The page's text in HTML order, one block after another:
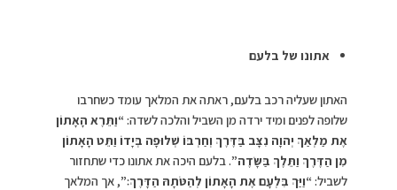
אתונו של בלעם
האתון שעליה רכב בלעם, ראתה את המלאך עומד כשחרבו
שלופה לפנים ומיד ירדה מן השביל והלכה לשדה:“וַתֵּרֶא הָאָתוֹן
אֶת מַלְאַךְ יְהוָה נִצָּב בַּדֶּרֶךְ וְחַרְבּוֹ שְׁלוּפָה בְּיָדוֹ וַתֵּט הָאָתוֹן
מִן הַדֶּרֶךְ וַתֵּלֶךְ בַּשָּׂדֶה”. בלעם היכה את אתונו כדי שתחזור
לשביל:“וַיַּךְ בִּלְעָם אֶת הָאָתוֹן לְהַטֹּתָהּ הַדָּרֶךְ׃”, אך המלאך